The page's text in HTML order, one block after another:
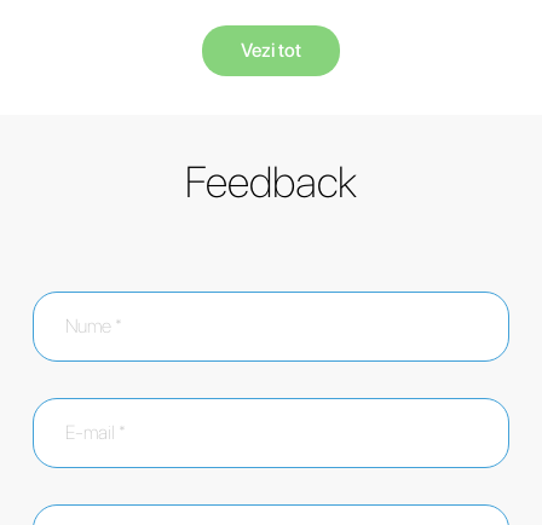
Vezi tot
Feedback